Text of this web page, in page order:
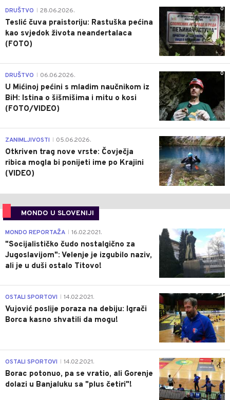
0
DRUŠTVO 28.06.2026.
Teslić čuva praistoriju: Rastuška pećina
kao svjedok života neandertalaca
(FOTO)
0
DRUŠTVO 06.06.2026.
U Mićinoj pećini s mladim naučnikom iz
BiH: Istina o šišmišima i mitu o kosi
(FOTO/VIDEO)
0
ZANIMLJIVOSTI 05.06.2026.
Otkriven trag nove vrste: Čovječja
ribica mogla bi ponijeti ime po Krajini
(VIDEO)
MONDO U SLOVENIJI
4
MONDO REPORTAŽA 16.02.2021.
"Socijalističko čudo nostalgično za
Jugoslavijom": Velenje je izgubilo naziv,
ali je u duši ostalo Titovo!
1
OSTALI SPORTOVI 14.02.2021.
Vujović poslije poraza na debiju: Igrači
Borca kasno shvatili da mogu!
3
OSTALI SPORTOVI 14.02.2021.
Borac potonuo, pa se vratio, ali Gorenje
dolazi u Banjaluku sa "plus četiri"!